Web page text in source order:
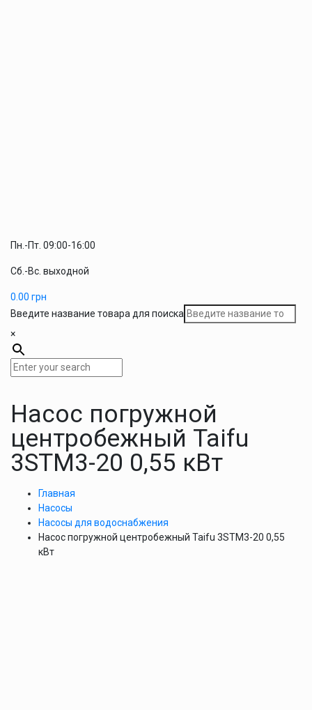
Пн.-Пт. 09:00-16:00
Сб.-Вс. выходной
0.00 грн
Введите название товара для поиска
×
Насос погружной
центробежный Taifu
3STM3-20 0,55 кВт
Главная
Насосы
Насосы для водоснабжения
Насос погружной центробежный Taifu 3STM3-20 0,55
кВт